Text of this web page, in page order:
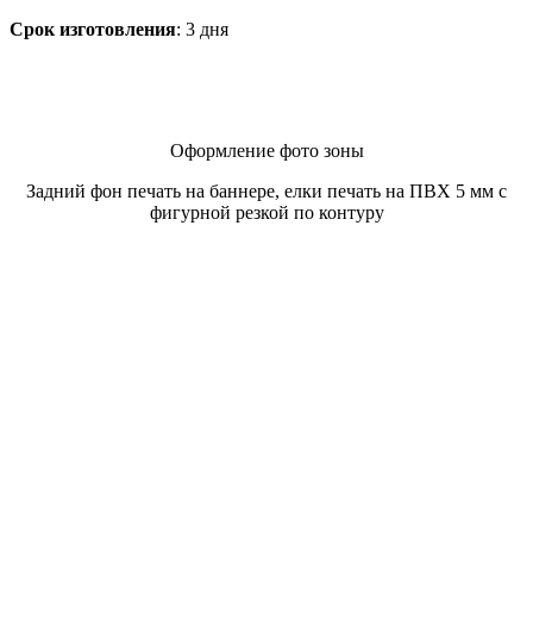
Срок изготовления: 3 дня
Оформление фото зоны
Задний фон печать на баннере, елки печать на ПВХ 5 мм с
фигурной резкой по контуру